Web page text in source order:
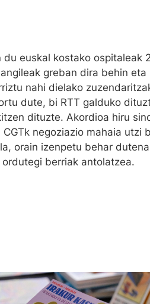
euskal kostako ospitaleak
greban dira behin eta
nahi dielako
dute, bi RTT galduko
dituzte. Akordioa hiru
negoziazio mahaia utzi
orain izenpetu behar
berriak antolatzea.